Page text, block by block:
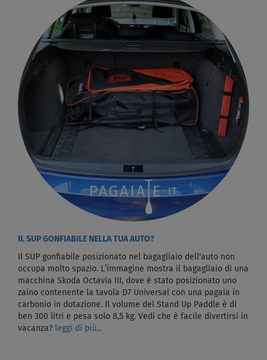
IL SUP GONFIABILE NELLA TUA AUTO?
Il SUP gonfiabile posizionato nel bagagliaio dell'auto non
occupa molto spazio. L’immagine mostra il bagagliaio di una
macchina Skoda Octavia III, dove è stato posizionato uno
zaino contenente la tavola D7 Universal con una pagaia in
carbonio in dotazione. Il volume del Stand Up Paddle è di
ben 300 litri e pesa solo 8,5 kg. Vedi che è facile divertirsi in
vacanza? leggi di più...